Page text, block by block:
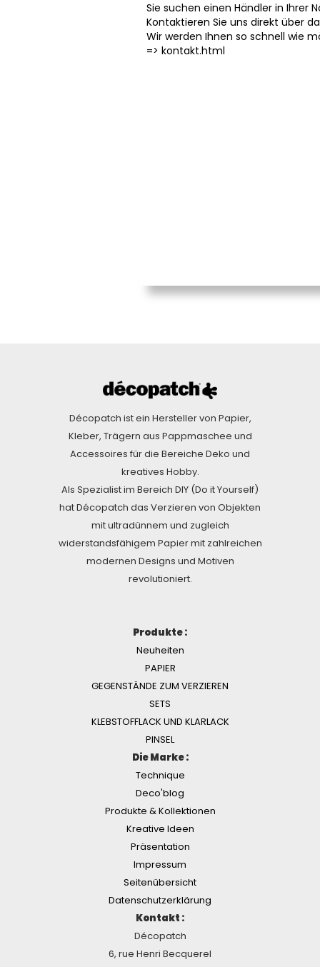
Sie suchen einen Händler in Ihrer
Kontaktieren Sie uns direkt über
Wir werden Ihnen so schnell wie
=> kontakt.html
Décopatch ist ein Hersteller von Papier,
Kleber, Trägern aus Pappmaschee und
Accessoires für die Bereiche Deko und
kreatives Hobby.
Als Spezialist im Bereich DIY (Do it Yourself)
hat Décopatch das Verzieren von Objekten
mit ultradünnem und zugleich
widerstandsfähigem Papier mit zahlreichen
modernen Designs und Motiven
revolutioniert.
Produkte :
Neuheiten
PAPIER
GEGENSTÄNDE ZUM VERZIEREN
SETS
KLEBSTOFFLACK UND KLARLACK
PINSEL
Die Marke :
Technique
Deco'blog
Produkte & Kollektionen
Kreative Ideen
Präsentation
Impressum
Seitenübersicht
Datenschutzerklärung
Kontakt :
Décopatch
6, rue Henri Becquerel